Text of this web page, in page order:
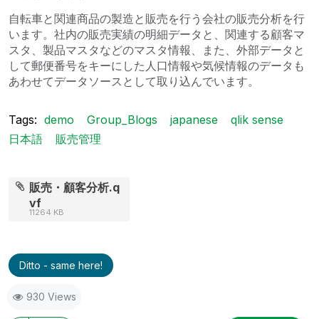
自転車と関連商品の製造と販売を行う会社の販売分析を行
います。社内の販売実績の明細データと、関連する顧客マ
スタ、製品マスタなどのマスタ情報、また、外部データと
して郵便番号をキーにした人口情報や気候情報のデータも
あわせてデータソースとして取り込んでいます。
Tags: demo Group_Blogs japanese
qlik sense
日本語
販売管理
販売・顧客分析.q
vf
11264 KB
Ditto - same here!
930 Views